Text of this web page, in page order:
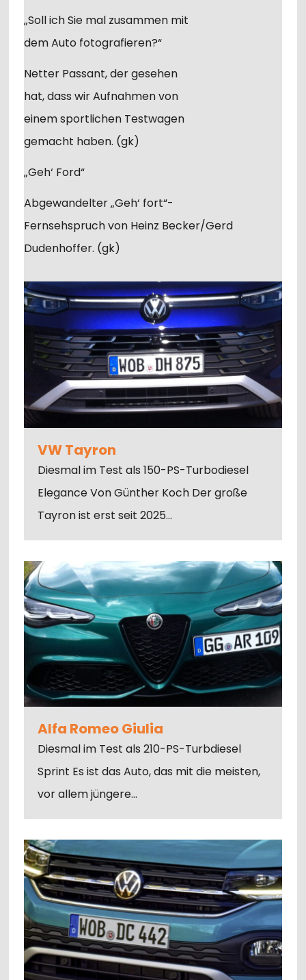
„Soll ich Sie mal zusammen mit
dem Auto fotografieren?“
Netter Passant, der gesehen
hat, dass wir Aufnahmen von
einem sportlichen Testwagen
gemacht haben. (gk)
„Geh‘ Ford“
Abgewandelter „Geh‘ fort“-
Fernsehspruch von Heinz Becker/Gerd
Dudenhoffer. (gk)
VW Tayron
Diesmal im Test als 150-PS-Turbodiesel
Elegance Von Günther Koch Der große
Tayron ist erst seit 2025…
Alfa Romeo Giulia
Diesmal im Test als 210-PS-Turbdiesel
Sprint Es ist das Auto, das mit die meisten,
vor allem jüngere…